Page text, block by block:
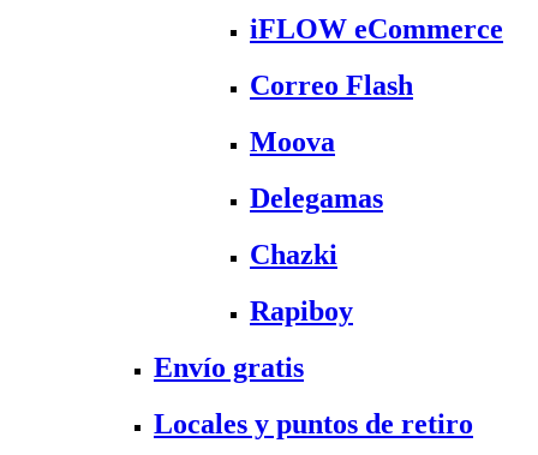
iFLOW eCommerce
Correo Flash
Moova
Delegamas
Chazki
Rapiboy
Envío gratis
Locales y puntos de retiro